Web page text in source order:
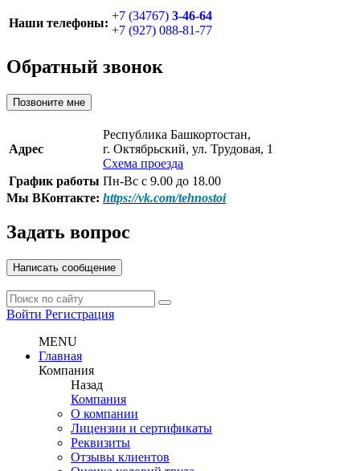
Наши телефоны:
+7 (34767) 3-46-64
+7 (927) 088-81-77
Обратный звонок
Позвоните мне
Адрес
Республика Башкортостан,
г. Октябрьский, ул. Трудовая, 1
Схема проезда
График работы Пн-Вс с 9.00 до 18.00
Мы ВКонтакте: https://vk.com/tehnostoi
Задать вопрос
Написать сообщение
Войти Регистрация
MENU
Главная
Компания
Назад
Компания
О компании
Лицензии и сертификаты
Реквизиты
Отзывы клиентов